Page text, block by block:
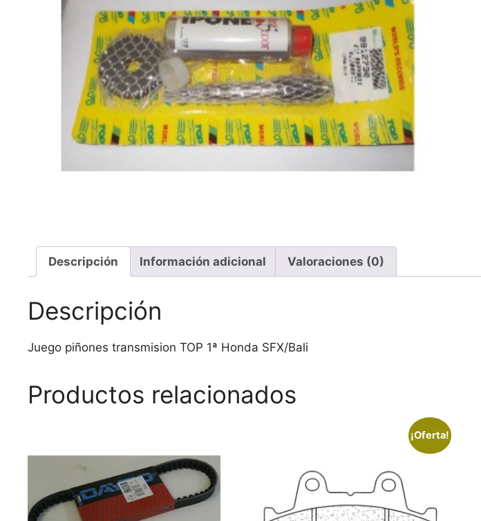
Descripción Información adicional Valoraciones (0)
Descripción
Juego piñones transmision TOP 1ª Honda SFX/Bali
Productos relacionados
¡Oferta!